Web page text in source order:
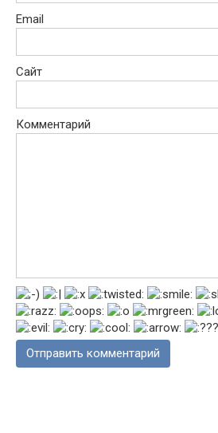
Email
Сайт
Комментарий